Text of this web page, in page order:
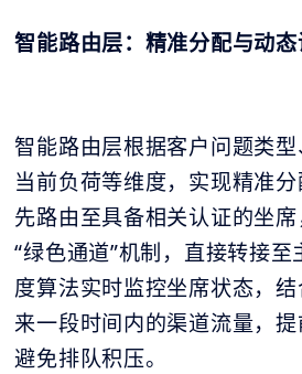
智能路由层：精准分配与动
智能路由层根据客户问题类型
当前负荷等维度，实现精准
先路由至具备相关认证的坐
“绿色通道”机制，直接转接
度算法实时监控坐席状态，
来一段时间内的渠道流量，提
避免排队积压。